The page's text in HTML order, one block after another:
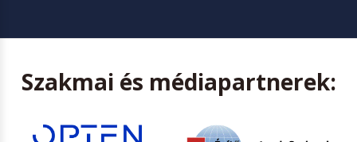
Szakmai és médiapartnerek: